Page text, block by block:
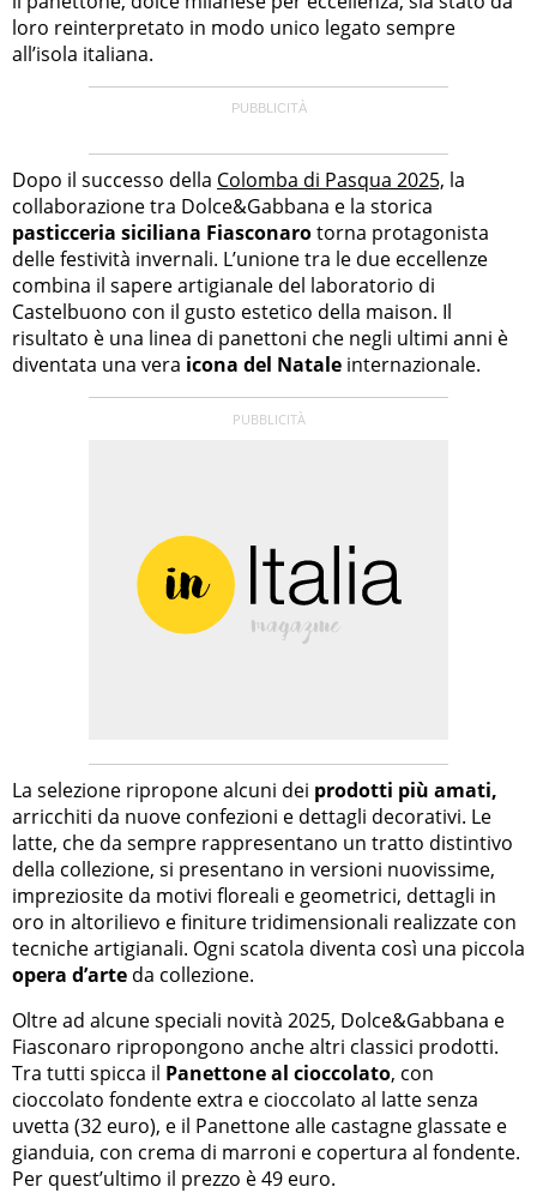
loro reinterpretato in modo unico legato sempre
all’isola italiana.
Dopo il successo della Colomba di Pasqua 2025, la
collaborazione tra Dolce&Gabbana e la storica
pasticceria siciliana Fiasconarotorna protagonista
delle festività invernali. L’unione tra le due eccellenze
combina il sapere artigianale del laboratorio di
Castelbuono con il gusto estetico della maison. Il
risultato è una linea di panettoni che negli ultimi anni è
diventata una vera icona del Natale internazionale.
La selezione ripropone alcuni dei prodotti più amati,
arricchiti da nuove confezioni e dettagli decorativi. Le
latte, che da sempre rappresentano un tratto distintivo
della collezione, si presentano in versioni nuovissime,
impreziosite da motivi floreali e geometrici, dettagli in
oro in altorilievo e finiture tridimensionali realizzate con
tecniche artigianali. Ogni scatola diventa così una piccola
opera d’arte da collezione.
Oltre ad alcune speciali novità 2025, Dolce&Gabbana e
Fiasconaro ripropongono anche altri classici prodotti.
Tra tutti spicca il Panettone al cioccolato, con
cioccolato fondente extra e cioccolato al latte senza
uvetta (32 euro), e il Panettone alle castagne glassate e
gianduia, con crema di marroni e copertura al fondente.
Per quest’ultimo il prezzo è 49 euro.